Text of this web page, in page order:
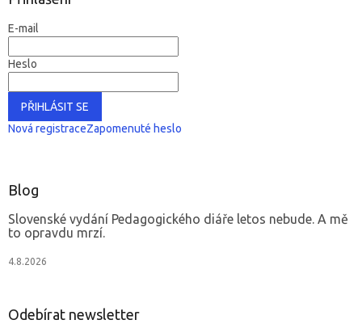
E-mail
Heslo
PŘIHLÁSIT SE
Nová registraceZapomenuté heslo
Blog
Slovenské vydání Pedagogického diáře letos nebude. A mě
to opravdu mrzí.
4.8.2026
Odebírat newsletter